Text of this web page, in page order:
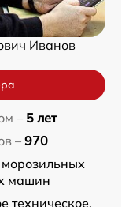
Иванов
– 5 лет
– 970
машин
техническое,